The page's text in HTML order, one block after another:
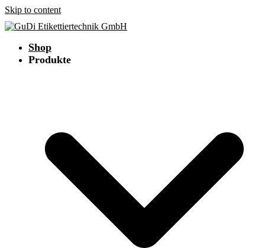
Skip to content
Shop
Produkte